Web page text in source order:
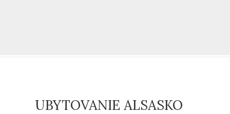
UBYTOVANIE ALSASKO